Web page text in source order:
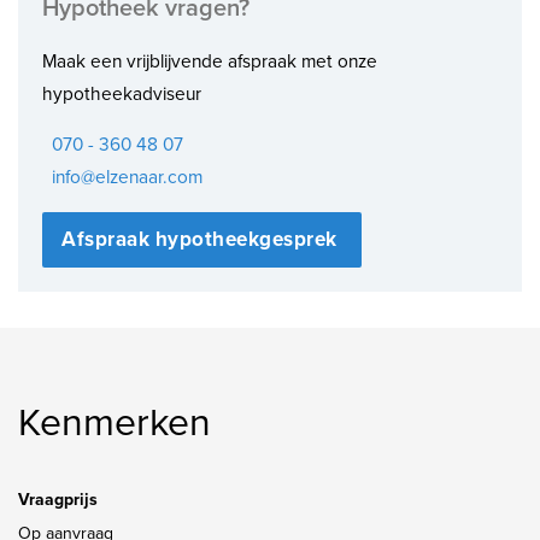
Hypotheek vragen?
Maak een vrijblijvende afspraak met onze
hypotheekadviseur
070 - 360 48 07
info@elzenaar.com
Afspraak hypotheekgesprek
Kenmerken
Vraagprijs
Op aanvraag